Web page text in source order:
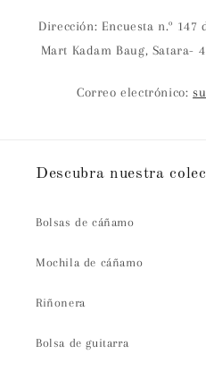
Dirección: Encuesta n.º
Mart Kadam Baug, Satara-
Correo electrónico:
Descubra nuestra
Bolsas de cáñamo
Mochila de cáñamo
Riñonera
Bolsa de guitarra